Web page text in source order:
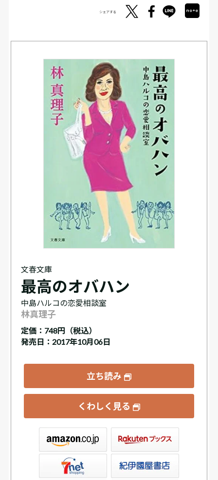
シェアする
文春文庫
最高のオバハン
中島ハルコの恋愛相談室
林真理子
定価： 748円（税込）
発売日：2017年10月06日
立ち読み
くわしく見る
書店ウェブストア